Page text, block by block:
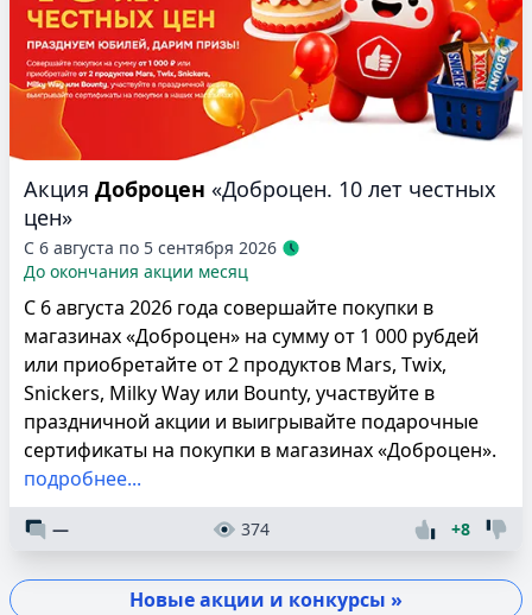
Акция Доброцен «Доброцен. 10 лет честных
цен»
С 6 августа по 5 сентября 2026
До окончания акции месяц
С 6 августа 2026 года совершайте покупки в
магазинах «Доброцен» на сумму от 1 000 рубдей
или приобретайте от 2 продуктов Mars, Twix,
Snickers, Milky Way или Bounty, участвуйте в
праздничной акции и выигрывайте подарочные
сертификаты на покупки в магазинах «Доброцен».
подробнее...
— 374 +8
Новые акции и конкурсы »